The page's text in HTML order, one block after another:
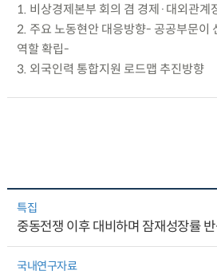
1. 비상경제본부 회의 겸 경제·대외관
2. 주요 노동현안 대응방향- 공공부문이
역할 확립-
3. 외국인력 통합지원 로드맵 추진방향
특집
중동전쟁 이후 대비하며 잠재성장률
국내연구자료